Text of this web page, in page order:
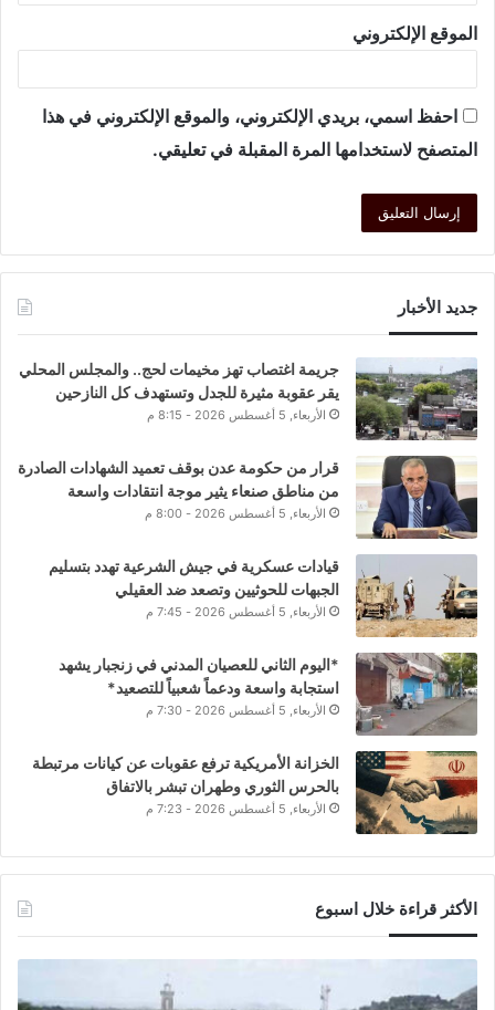
الموقع الإلكتروني
احفظ اسمي، بريدي الإلكتروني، والموقع الإلكتروني في هذا
المتصفح لاستخدامها المرة المقبلة في تعليقي.
جديد الأخبار
جريمة اغتصاب تهز مخيمات لحج.. والمجلس المحلي
يقر عقوبة مثيرة للجدل وتستهدف كل النازحين
الأربعاء, 5 أغسطس 2026 - 8:15 م
قرار من حكومة عدن بوقف تعميد الشهادات الصادرة
من مناطق صنعاء يثير موجة انتقادات واسعة
الأربعاء, 5 أغسطس 2026 - 8:00 م
قيادات عسكرية في جيش الشرعية تهدد بتسليم
الجبهات للحوثيين وتصعد ضد العقيلي
الأربعاء, 5 أغسطس 2026 - 7:45 م
*اليوم الثاني للعصيان المدني في زنجبار يشهد
استجابة واسعة ودعماً شعبياً للتصعيد*
الأربعاء, 5 أغسطس 2026 - 7:30 م
الخزانة الأمريكية ترفع عقوبات عن كيانات مرتبطة
بالحرس الثوري وطهران تبشر بالاتفاق
الأربعاء, 5 أغسطس 2026 - 7:23 م
الأكثر قراءة خلال اسبوع